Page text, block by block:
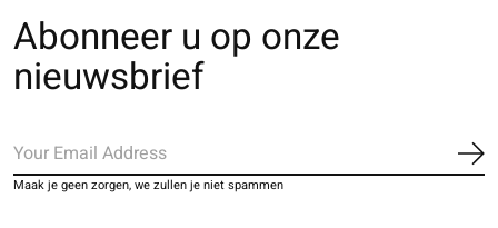
Abonneer u op onze
nieuwsbrief
Maak je geen zorgen, we zullen je niet spammen